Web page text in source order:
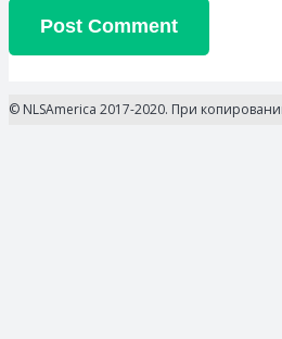
Post Comment
© NLSAmerica 2017-2020. При